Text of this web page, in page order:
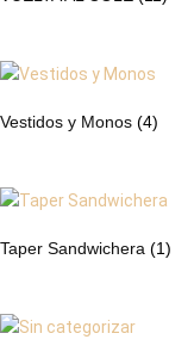
Vestidos y Monos (4)
Taper Sandwichera (1)